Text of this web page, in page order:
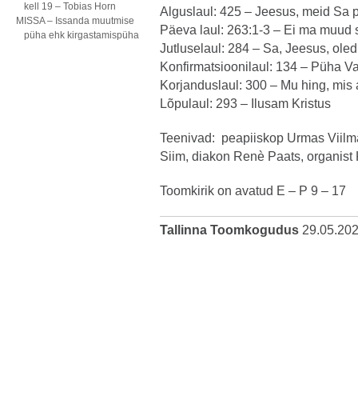
kell 19 – Tobias Horn
MISSA – Issanda muutmise
püha ehk kirgastamispüha
Alguslaul: 425 – Jeesus, meid Sa
Päeva laul: 263:1-3 – Ei ma muud
Jutluselaul: 284 – Sa, Jeesus,
Konfirmatsioonilaul: 134 – Püha
Korjanduslaul: 300 – Mu hing, mis
Lõpulaul: 293 – Ilusam Kristus
Teenivad: peapiiskop Urmas
Siim, diakon Renè Paats,
Toomkirik on avatud E – P 9 – 17
Tallinna Toomkogudus